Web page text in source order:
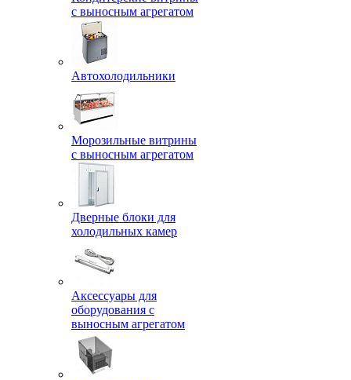
с выносным агрегатом
Автохолодильники
Морозильные витрины
с выносным агрегатом
Дверные блоки для
холодильных камер
Аксессуары для
оборудования с
выносным агрегатом